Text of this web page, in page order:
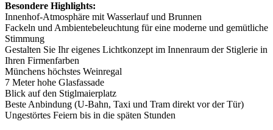
Besondere Highlights:
Innenhof-Atmosphäre mit Wasserlauf und Brunnen
Fackeln und Ambientebeleuchtung für eine moderne und gemütliche
Stimmung
Gestalten Sie Ihr eigenes Lichtkonzept im Innenraum der Stiglerie in
Ihren Firmenfarben
Münchens höchstes Weinregal
7 Meter hohe Glasfassade
Blick auf den Stiglmaierplatz
Beste Anbindung (U-Bahn, Taxi und Tram direkt vor der Tür)
Ungestörtes Feiern bis in die späten Stunden